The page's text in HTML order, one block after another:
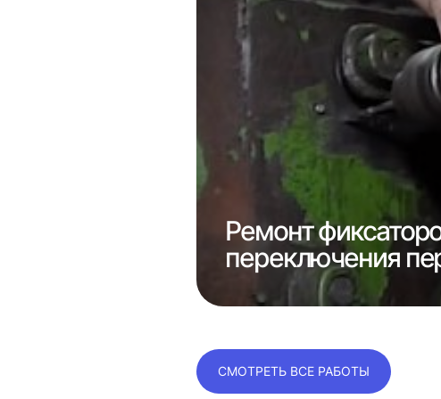
Ремонт
переключения
СМОТРЕТЬ ВСЕ РАБОТЫ